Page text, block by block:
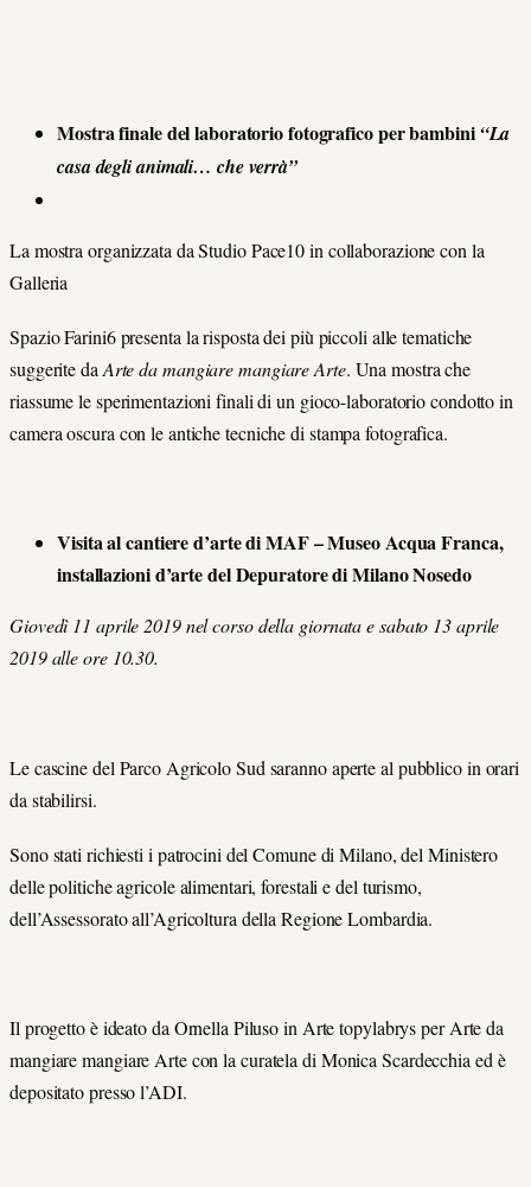
Mostra finale del laboratorio fotografico per bambini “La
casa degli animali… che verrà”
La mostra organizzata da Studio Pace10 in collaborazione con la
Galleria
Spazio Farini6 presenta la risposta dei più piccoli alle tematiche
suggerite da Arte da mangiare mangiare Arte. Una mostra che
riassume le sperimentazioni finali di un gioco-laboratorio condotto in
camera oscura con le antiche tecniche di stampa fotografica.
Visita al cantiere d’arte di MAF – Museo Acqua Franca,
installazioni d’arte del Depuratore di Milano Nosedo
Giovedì 11 aprile 2019 nel corso della giornata e sabato 13 aprile
2019 alle ore 10.30.
Le cascine del Parco Agricolo Sud saranno aperte al pubblico in orari
da stabilirsi.
Sono stati richiesti i patrocini del Comune di Milano, del Ministero
delle politiche agricole alimentari, forestali e del turismo,
dell’Assessorato all’Agricoltura della Regione Lombardia.
Il progetto è ideato da Ornella Piluso in Arte topylabrys per Arte da
mangiare mangiare Arte con la curatela di Monica Scardecchia ed è
depositato presso l’ADI.